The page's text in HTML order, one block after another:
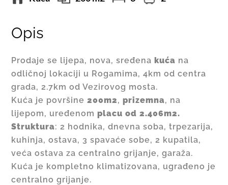
Opis
Prodaje se lijepa, nova, sređenakuća na
odličnoj lokaciji u Rogamima, 4km od centra
grada, 2.7km od Vezirovog mosta.
Kuća je površine200m2,prizemna, na
lijepom, uređenomplacu od 2.406m2.
Struktura: 2 hodnika, dnevna soba, trpezarija,
kuhinja, ostava, 3 spavaće sobe, 2 kupatila,
veća ostava za centralno grijanje, garaža.
Kuća je kompletno klimatizovana, ugrađeno je
centralno grijanje.